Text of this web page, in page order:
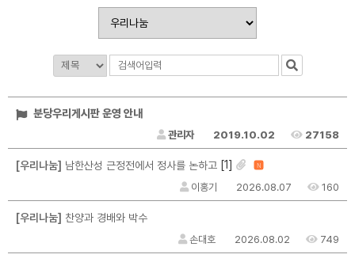
분당우리게시판 운영 안내
관리자 2019.10.02 27158
[우리나눔] 남한산성 근정전에서 정사를 논하고 [1] N
이홍기 2026.08.07 160
[우리나눔] 찬양과 경배와 박수
손대호 2026.08.02 749